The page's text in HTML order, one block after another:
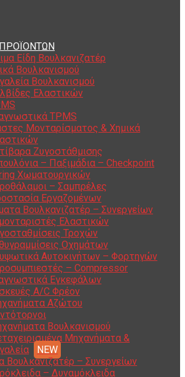
Είδη Βουλκανιζατέρ
Βουλκανισμού
Βουλκανισμού
Ελαστικών
TPMS
Μονταρίσματος & Χημικά
Ζυγοστάθμισης
– Παξιμάδια – Checkpoint
Χωματουργικών
– Σαμπρέλες
Εργαζομένων
Βουλκανιζατέρ – Συνεργείων
Ελαστικών
Τροχών
Οχημάτων
Αυτοκινήτων – Φορτηγών
– Compressor
Εγκεφάλων
A/C Φρέον
Αζώτου
Βουλκανισμού
Μηχανήματα &
Βουλκανιζατέρ – Συνεργείων
– Δυναμόκλειδα